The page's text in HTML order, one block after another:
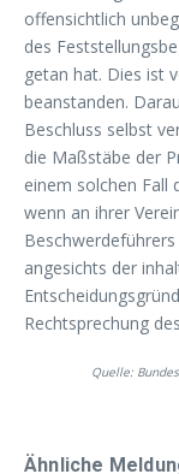
offensichtlich
des
getan hat. Dies ist
beanstanden.
Beschluss selbst
die Maßstäbe der
einem solchen Fall
wenn an ihrer
angesichts der
Rechtsprechung
Quelle:
Ähnliche